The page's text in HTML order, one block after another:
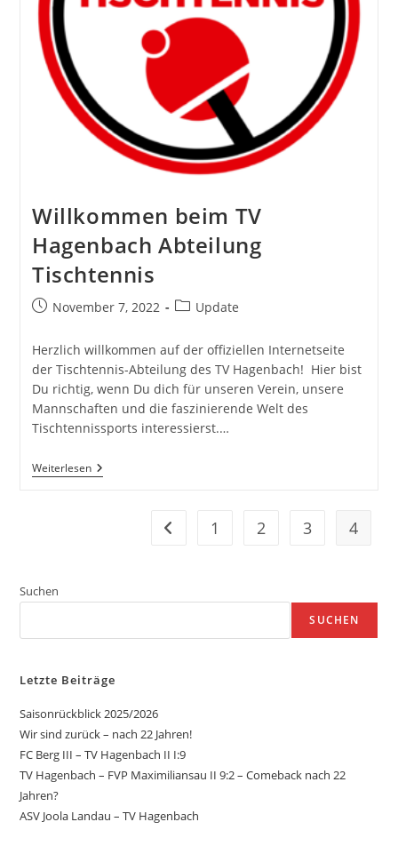
Willkommen beim TV
Hagenbach Abteilung
Tischtennis
BeitragNovember 7, 2022
Beitrags-
Update
Herzlich willkommen auf der offiziellen Internetseite
der Tischtennis-Abteilung des TV Hagenbach! Hier bist
Du richtig, wenn Du dich für unseren Verein, unsere
Mannschaften und die faszinierende Welt des
Tischtennissports interessierst.…
WeiterlesenWillkommen
Beim
Zur vorherigen Seite
1 2 3 4
Suchen
SUCHEN
Letzte Beiträge
Saisonrückblick 2025/2026
Wir sind zurück – nach 22 Jahren!
FC Berg III – TV Hagenbach II I:9
TV Hagenbach – FVP Maximiliansau II 9:2 – Comeback nach 22
Jahren?
ASV Joola Landau – TV Hagenbach